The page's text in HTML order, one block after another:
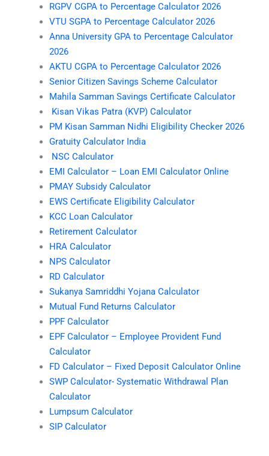
RGPV CGPA to Percentage Calculator 2026
VTU SGPA to Percentage Calculator 2026
Anna University GPA to Percentage Calculator
2026
AKTU CGPA to Percentage Calculator 2026
Senior Citizen Savings Scheme Calculator
Mahila Samman Savings Certificate Calculator
Kisan Vikas Patra (KVP) Calculator
PM Kisan Samman Nidhi Eligibility Checker 2026
Gratuity Calculator India
NSC Calculator
EMI Calculator – Loan EMI Calculator Online
PMAY Subsidy Calculator
EWS Certificate Eligibility Calculator
KCC Loan Calculator
Retirement Calculator
HRA Calculator
NPS Calculator
RD Calculator
Sukanya Samriddhi Yojana Calculator
Mutual Fund Returns Calculator
PPF Calculator
EPF Calculator – Employee Provident Fund
Calculator
FD Calculator – Fixed Deposit Calculator Online
SWP Calculator- Systematic Withdrawal Plan
Calculator
Lumpsum Calculator
SIP Calculator